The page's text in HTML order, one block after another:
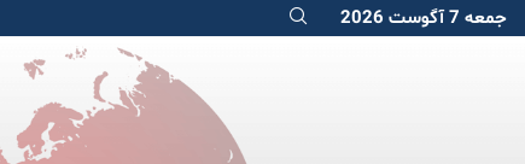
جمعه 7 آگوست 2026